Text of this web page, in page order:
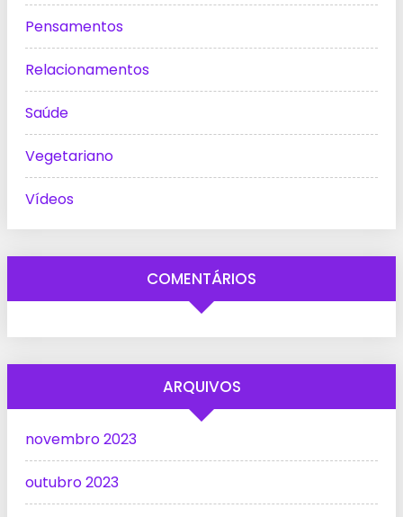
Pensamentos
Relacionamentos
Saúde
Vegetariano
Vídeos
COMENTÁRIOS
ARQUIVOS
novembro 2023
outubro 2023